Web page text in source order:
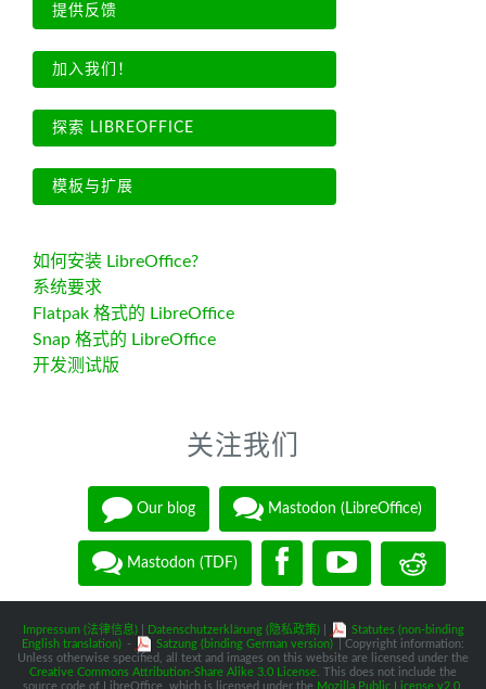
提供反馈
加入我们！
探索 LIBREOFFICE
模板与扩展
如何安装 LibreOffice?
系统要求
Flatpak 格式的 LibreOffice
Snap 格式的 LibreOffice
开发测试版
关注我们
Our blog Mastodon (LibreOffice)
Mastodon (TDF)
Impressum (法律信息)| Datenschutzerklärung (隐私政策)|
Statutes (non-binding
English translation) - Satzung (binding German version)
| Copyright information:
Unless otherwise specified, all text and images on this website are licensed under the
Creative Commons Attribution-Share Alike 3.0 License . This does not include the
source code of LibreOffice, which is licensed under the Mozilla Public License v2.0